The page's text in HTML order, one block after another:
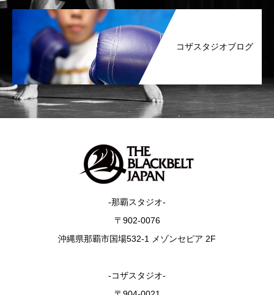
コザスタジオブログ
-那覇スタジオ-
〒902-0076
沖縄県那覇市国場532-1 メゾンセピア 2F
-コザスタジオ-